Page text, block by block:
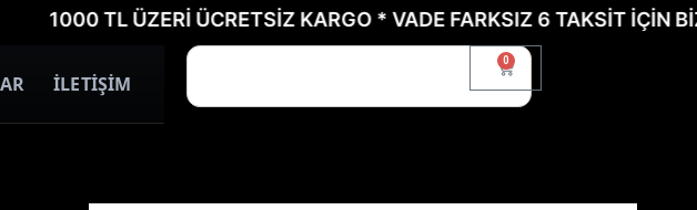
TL ÜZERİ ÜCRETSİZ KARGO * VADE FARKSIZ 6 TAKSİT İÇİN BİZE
İLETİŞİM
0